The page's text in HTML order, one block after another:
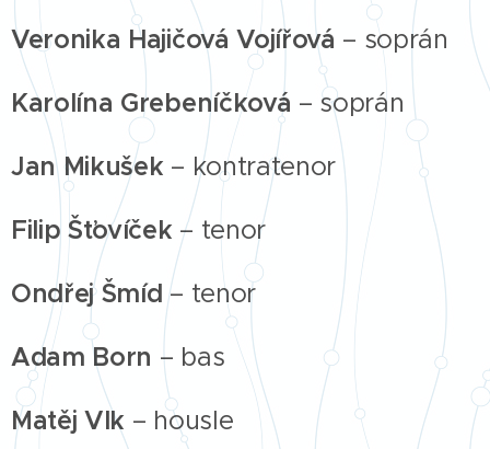
Veronika Hajičová Vojířová – soprán
Karolína Grebeníčková – soprán
Jan Mikušek – kontratenor
Filip Šťovíček – tenor
Ondřej Šmíd– tenor
Adam Born – bas
Matěj Vlk – housle